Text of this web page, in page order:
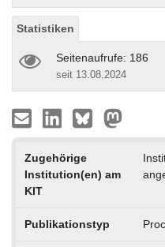
Statistiken
Seitenaufrufe: 186
seit 13.08.2024
Zugehörige
Institution(en) am
KIT
Publikationstyp